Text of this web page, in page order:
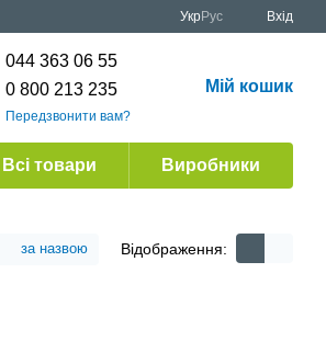
УкрРус Вхід
044 363 06 55
0 800 213 235
Передзвонити вам?
Мій кошик
Всі товари Виробники
за назвою Відображення: